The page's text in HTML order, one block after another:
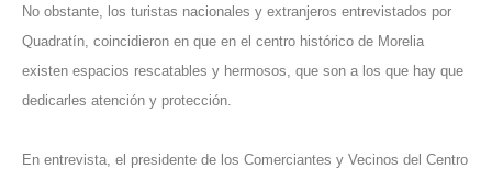
No obstante, los turistas nacionales y extranjeros entrevistados por
Quadratín, coincidieron en que en el centro histórico de Morelia
existen espacios rescatables y hermosos, que son a los que hay que
dedicarles atención y protección.
En entrevista, el presidente de los Comerciantes y Vecinos del Centro